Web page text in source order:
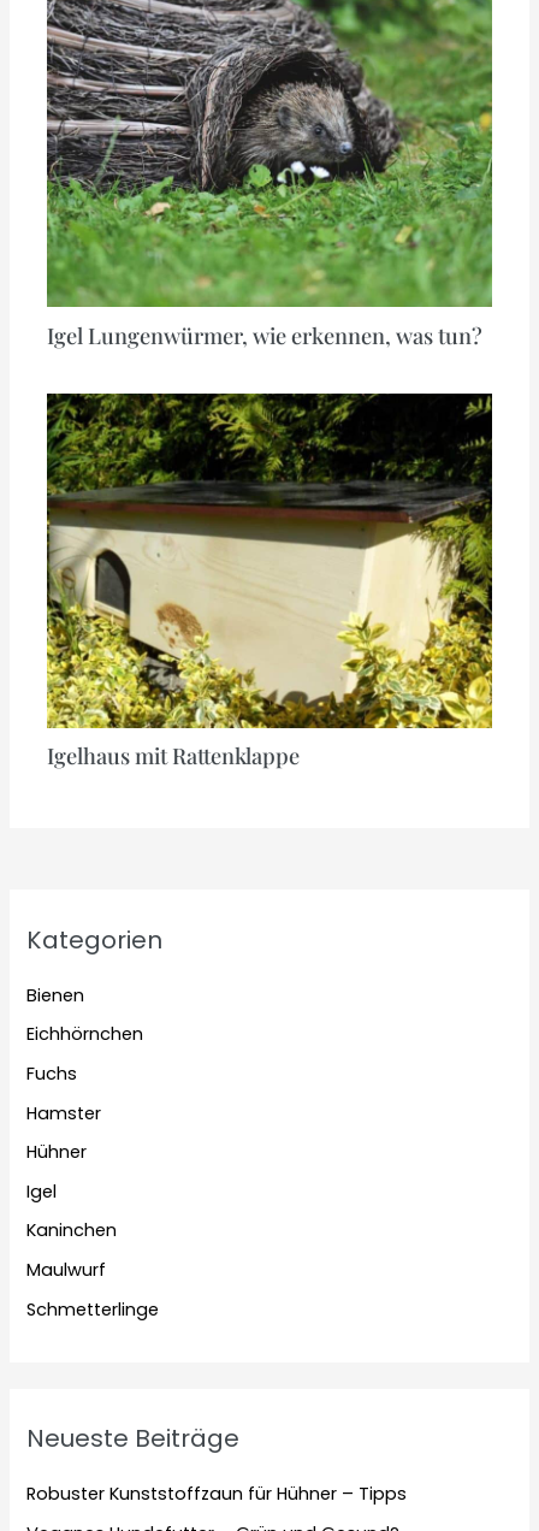
Igel Lungenwürmer, wie erkennen, was tun?
Igelhaus mit Rattenklappe
Kategorien
Bienen
Eichhörnchen
Fuchs
Hamster
Hühner
Igel
Kaninchen
Maulwurf
Schmetterlinge
Neueste Beiträge
Robuster Kunststoffzaun für Hühner – Tipps